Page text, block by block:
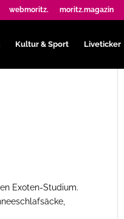
webmoritz. moritz.magazin
Kultur & Sport Liveticker
Exoten-Studium.